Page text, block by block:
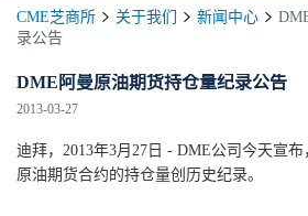
CME芝商所 关于我们 新闻中心
录公告
DME阿曼原油期货持仓量纪录公告
2013-03-27
迪拜，2013年3月27日 - DME公司今天宣
原油期货合约的持仓量创历史纪录。